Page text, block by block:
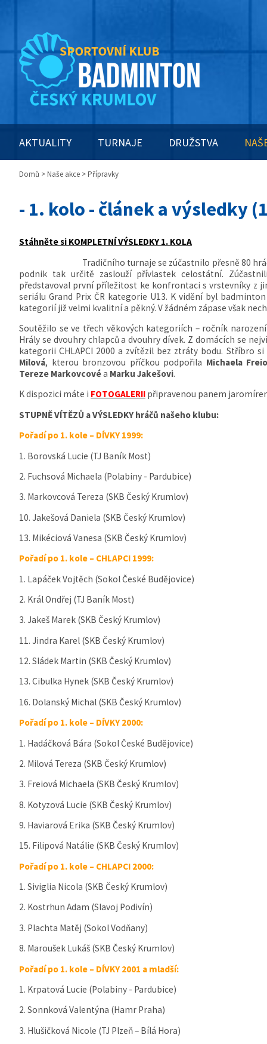
AKTUALITY TURNAJE DRUŽSTVA
Domů > Naše akce > Přípravky
- 1. kolo - článek a výsledky
Stáhněte si KOMPLETNÍ VÝSLEDKY 1. KOLA
Tradičního turnaje se zúčastnilo přesně 80
podnik tak určitě zaslouží přívlastek celostátní.
představoval první příležitost ke konfrontaci s vrstevníky z
seriálu Grand Prix ČR kategorie U13. K vidění byl
kategorií již velmi kvalitní a pěkný. V žádném zápase však
Soutěžilo se ve třech věkových kategoriích – ročník
Hrály se dvouhry chlapců a dvouhry dívek. Z domácích se
kategorii CHLAPCI 2000 a zvítězil bez ztráty bodu. Stříbro
Milová, kterou bronzovou příčkou podpořila Michaela
Tereze Markovcovéa Marku Jakešovi.
K dispozici máte i FOTOGALERII připravenou panem
STUPNĚ VÍTĚZŮ a VÝSLEDKY hráčů našeho klubu:
Pořadí po 1. kole – DÍVKY 1999:
1. Borovská Lucie (TJ Baník Most)
2. Fuchsová Michaela (Polabiny - Pardubice)
3. Markovcová Tereza (SKB Český Krumlov)
10. Jakešová Daniela (SKB Český Krumlov)
13. Mikéciová Vanesa (SKB Český Krumlov)
Pořadí po 1. kole – CHLAPCI 1999:
1. Lapáček Vojtěch (Sokol České Budějovice)
2. Král Ondřej (TJ Baník Most)
3. Jakeš Marek (SKB Český Krumlov)
11. Jindra Karel (SKB Český Krumlov)
12. Sládek Martin (SKB Český Krumlov)
13. Cibulka Hynek (SKB Český Krumlov)
16. Dolanský Michal (SKB Český Krumlov)
Pořadí po 1. kole – DÍVKY 2000:
1. Hadáčková Bára (Sokol České Budějovice)
2. Milová Tereza (SKB Český Krumlov)
3. Freiová Michaela (SKB Český Krumlov)
8. Kotyzová Lucie (SKB Český Krumlov)
9. Haviarová Erika (SKB Český Krumlov)
15. Filipová Natálie (SKB Český Krumlov)
Pořadí po 1. kole – CHLAPCI 2000:
1. Siviglia Nicola (SKB Český Krumlov)
2. Kostrhun Adam (Slavoj Podivín)
3. Plachta Matěj (Sokol Vodňany)
8. Maroušek Lukáš (SKB Český Krumlov)
Pořadí po 1. kole – DÍVKY 2001 a mladší:
1. Krpatová Lucie (Polabiny - Pardubice)
2. Sonnková Valentýna (Hamr Praha)
3. Hlušičková Nicole (TJ Plzeň – Bílá Hora)